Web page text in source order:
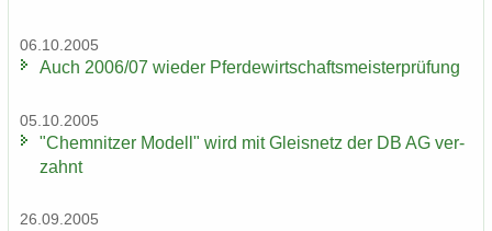
06.10.2005
Auch 2006/07 wie­der Pfer­de­wirt­schafts­meis­ter­prü­fung
05.10.2005
"Chem­nit­zer Mo­dell" wird mit Gleis­netz der DB AG ver­
zahnt
26.09.2005